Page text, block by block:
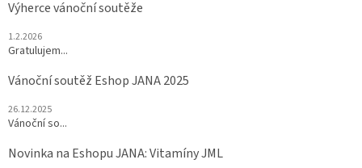
Výherce vánoční soutěže
1.2.2026
Gratulujem...
Vánoční soutěž Eshop JANA 2025
26.12.2025
Vánoční so...
Novinka na Eshopu JANA: Vitamíny JML